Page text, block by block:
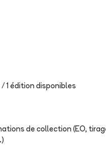
/ 1 édition disponibles
de collection (EO,